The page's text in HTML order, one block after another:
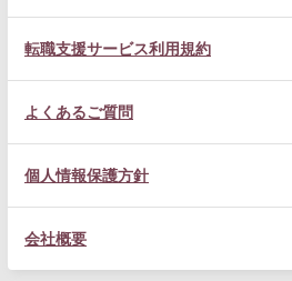
転職支援サービス利用規約
よくあるご質問
個人情報保護方針
会社概要